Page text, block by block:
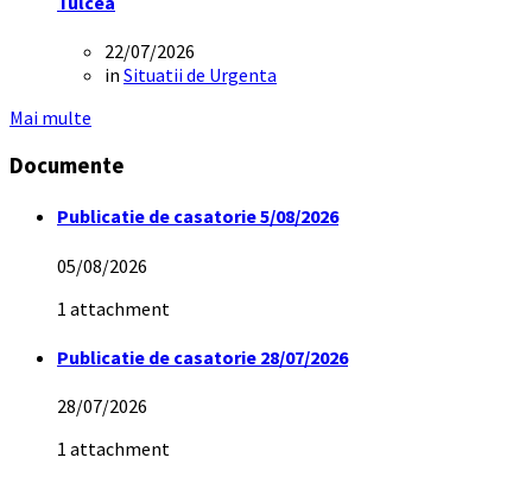
22/07/2026
in Situatii de Urgenta
Mai multe
Documente
Publicatie de casatorie 5/08/2026
05/08/2026
1 attachment
Publicatie de casatorie 28/07/2026
28/07/2026
1 attachment